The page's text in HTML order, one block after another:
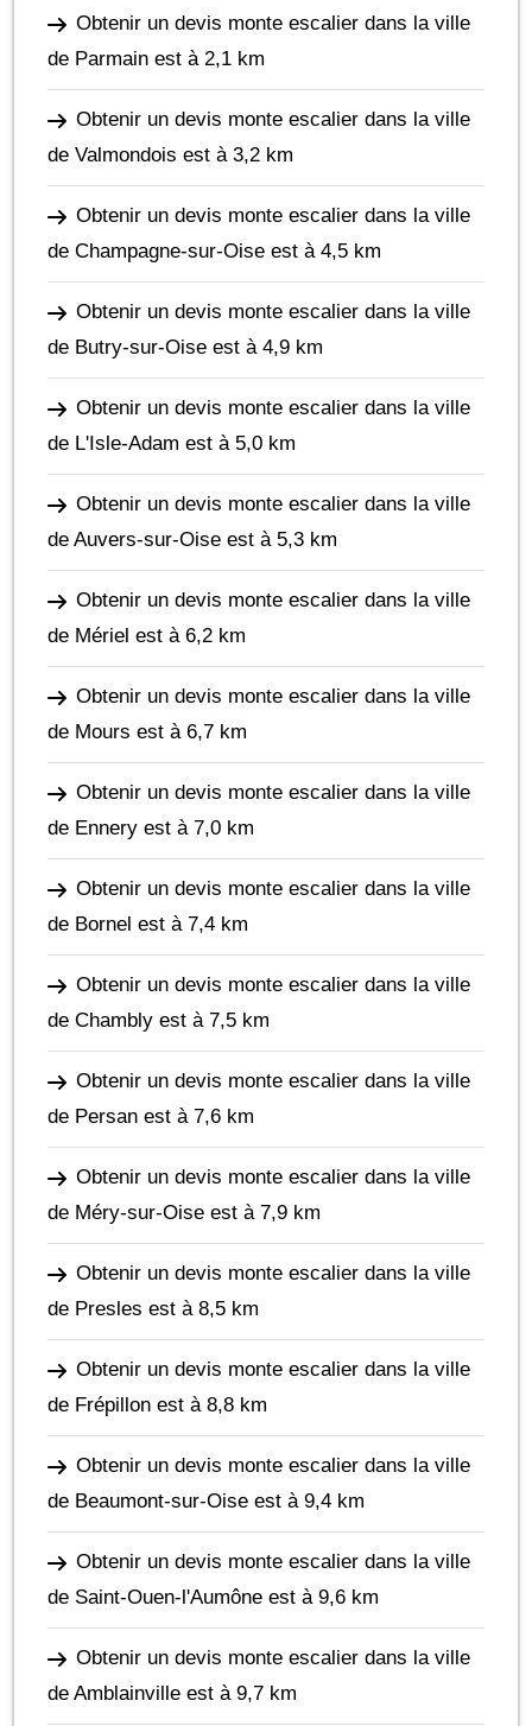
Obtenir un devis monte escalier dans la ville
de Parmain est à 2,1 km
Obtenir un devis monte escalier dans la ville
de Valmondois est à 3,2 km
Obtenir un devis monte escalier dans la ville
de Champagne-sur-Oise est à 4,5 km
Obtenir un devis monte escalier dans la ville
de Butry-sur-Oise est à 4,9 km
Obtenir un devis monte escalier dans la ville
de L'Isle-Adam est à 5,0 km
Obtenir un devis monte escalier dans la ville
de Auvers-sur-Oise est à 5,3 km
Obtenir un devis monte escalier dans la ville
de Mériel est à 6,2 km
Obtenir un devis monte escalier dans la ville
de Mours est à 6,7 km
Obtenir un devis monte escalier dans la ville
de Ennery est à 7,0 km
Obtenir un devis monte escalier dans la ville
de Bornel est à 7,4 km
Obtenir un devis monte escalier dans la ville
de Chambly est à 7,5 km
Obtenir un devis monte escalier dans la ville
de Persan est à 7,6 km
Obtenir un devis monte escalier dans la ville
de Méry-sur-Oise est à 7,9 km
Obtenir un devis monte escalier dans la ville
de Presles est à 8,5 km
Obtenir un devis monte escalier dans la ville
de Frépillon est à 8,8 km
Obtenir un devis monte escalier dans la ville
de Beaumont-sur-Oise est à 9,4 km
Obtenir un devis monte escalier dans la ville
de Saint-Ouen-l'Aumône est à 9,6 km
Obtenir un devis monte escalier dans la ville
de Amblainville est à 9,7 km